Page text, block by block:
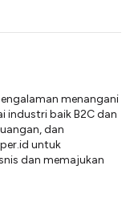
menangani
industri baik B2C dan
dan
untuk
dan memajukan